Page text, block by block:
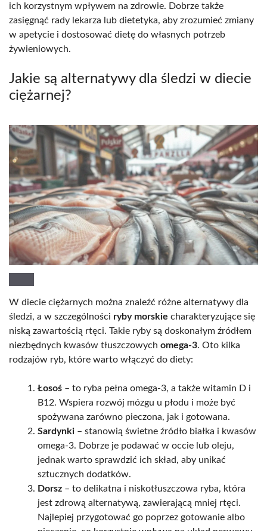
ich korzystnym wpływem na zdrowie. Dobrze także
zasięgnąć rady lekarza lub dietetyka, aby zrozumieć zmiany
w apetycie i dostosować dietę do własnych potrzeb
żywieniowych.
Jakie są alternatywy dla śledzi w diecie
ciężarnej?
W diecie ciężarnych można znaleźć różne alternatywy dla
śledzi, a w szczególności ryby morskie charakteryzujące się
niską zawartością rtęci. Takie ryby są doskonałym źródłem
niezbędnych kwasów tłuszczowych omega-3. Oto kilka
rodzajów ryb, które warto włączyć do diety:
Łosoś – to ryba pełna omega-3, a także witamin D i
B12. Wspiera rozwój mózgu u płodu i może być
spożywana zarówno pieczona, jak i gotowana.
Sardynki – stanowią świetne źródło białka i kwasów
omega-3. Dobrze je podawać w occie lub oleju,
jednak warto sprawdzić ich skład, aby unikać
sztucznych dodatków.
Dorsz – to delikatna i niskotłuszczowa ryba, która
jest zdrową alternatywą, zawierającą mniej rtęci.
Najlepiej przygotować go poprzez gotowanie albo